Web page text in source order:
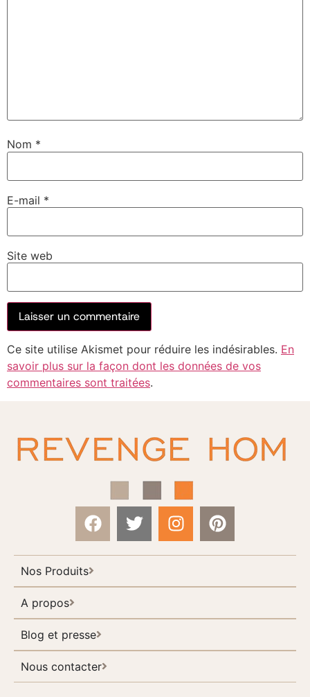
Nom *
E-mail *
Site web
Ce site utilise Akismet pour réduire les indésirables. En
savoir plus sur la façon dont les données de vos
commentaires sont traitées.
Nos Produits
A propos
Blog et presse
Nous contacter